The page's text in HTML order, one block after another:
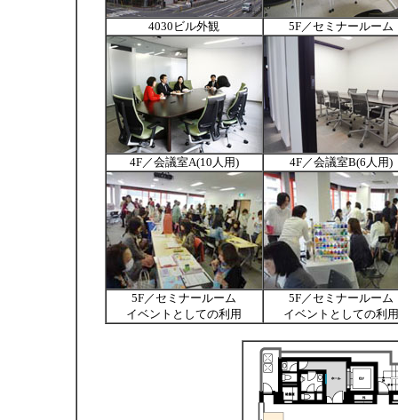
4030ビル外観 5F／セミナールーム
4F／会議室A(10人用) 4F／会議室B(6人用)
5F／セミナールーム
イベントとしての利用
5F／セミナールーム
イベントとしての利用